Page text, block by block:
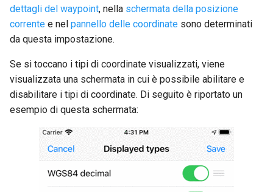
dettagli del waypoint, nella schermata della posizione
corrente e nel pannello delle coordinate sono determinati
da questa impostazione.
Se si toccano i tipi di coordinate visualizzati, viene
visualizzata una schermata in cui è possibile abilitare e
disabilitare i tipi di coordinate. Di seguito è riportato un
esempio di questa schermata: